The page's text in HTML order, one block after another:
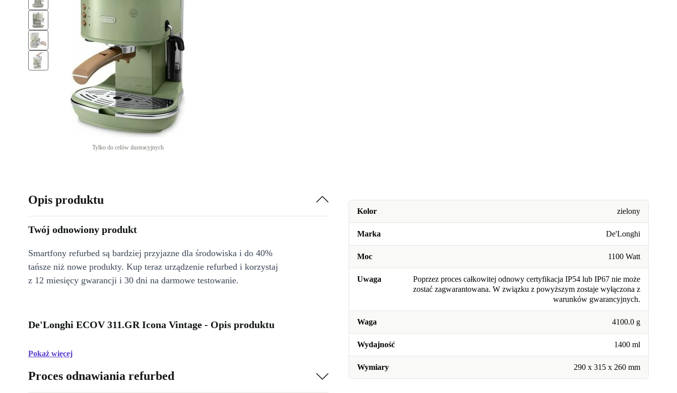
Tylko do celów ilustracyjnych
Kolor zielony
Marka De'Longhi
Moc 1100 Watt
Uwaga
Poprzez proces całkowitej odnowy certyfikacja IP54 lub IP67 nie może
zostać zagwarantowana. W związku z powyższym zostaje wyłączona z
warunków gwarancyjnych.
Waga 4100.0 g
Wydajność 1400 ml
Wymiary 290 x 315 x 260 mm
Opis produktu
Twój odnowiony produkt
Smartfony refurbed są bardziej przyjazne dla środowiska i do 40%
tańsze niż nowe produkty. Kup teraz urządzenie refurbed i korzystaj
z 12 miesięcy gwarancji i 30 dni na darmowe testowanie.
De'Longhi ECOV 311.GR Icona Vintage - Opis produktu
Pokaż więcej
Proces odnawiania refurbed